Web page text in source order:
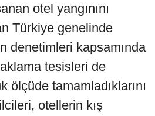
otel yangınını
Türkiye genelinde
denetimleri kapsamında
tesisleri de
ölçüde tamamladıklarını
otellerin kış